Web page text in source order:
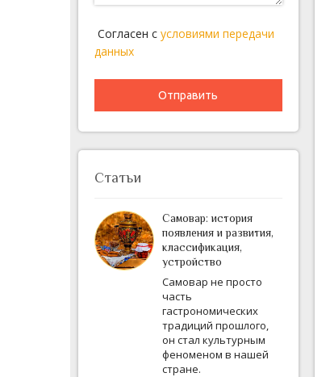
Согласен с условиями передачи
данных
Отправить
Статьи
Самовар: история
появления и развития,
классификация,
устройство
Самовар не просто
часть
гастрономических
традиций прошлого,
он стал культурным
феноменом в нашей
стране.